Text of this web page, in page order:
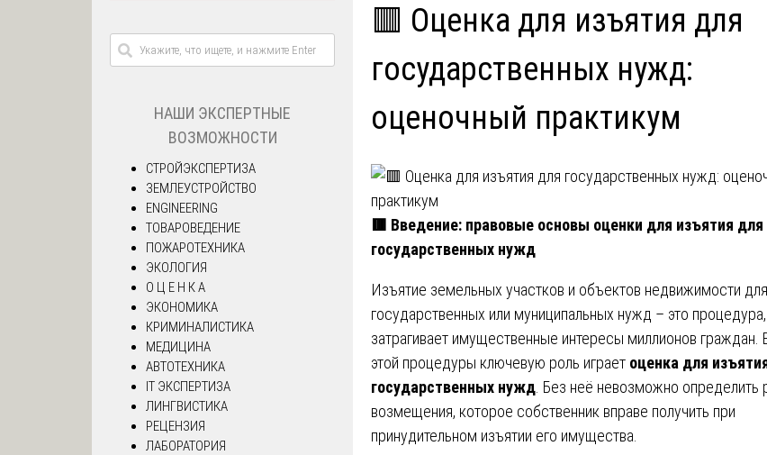
🟥 Оценка для изъятия для
государственных нужд:
оценочный практикум
🟥 Введение: правовые основы оценки для изъятия для
государственных нужд
Изъятие земельных участков и объектов недвижимости для
государственных или муниципальных нужд – это
затрагивает имущественные интересы миллионов граждан.
этой процедуры ключевую роль играет оценка для
государственных нужд . Без неё невозможно определить
возмещения, которое собственник вправе получить при
принудительном изъятии его имущества.
НАШИ ЭКСПЕРТНЫЕ
ВОЗМОЖНОСТИ
СТРОЙЭКСПЕРТИЗА
ЗЕМЛЕУСТРОЙСТВО
ENGINEERING
ТОВАРОВЕДЕНИЕ
ПОЖАРОТЕХНИКА
ЭКОЛОГИЯ
О Ц Е Н К А
ЭКОНОМИКА
КРИМИНАЛИСТИКА
МЕДИЦИНА
АВТОТЕХНИКА
IT ЭКСПЕРТИЗА
ЛИНГВИСТИКА
РЕЦЕНЗИЯ
ЛАБОРАТОРИЯ